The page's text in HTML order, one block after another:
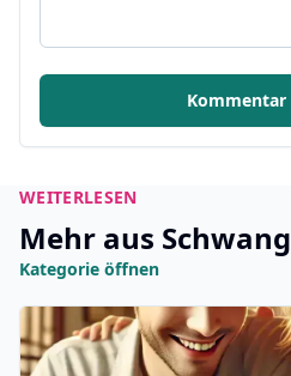
Kommentar
WEITERLESEN
Mehr aus
Kategorie öffnen